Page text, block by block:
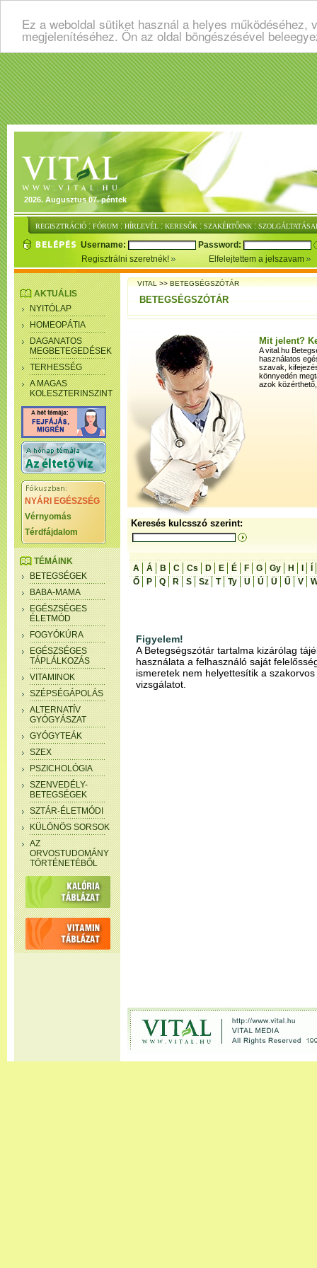
Ez a weboldal sütiket használ a helyes
megjelenítéséhez. Ön az oldal böngészésével
2026. Augusztus 07. péntek
REGISZTRÁCIÓ : FÓRUM : HÍRLEVÉL : KERESŐK : SZAKÉRTŐINK :
Username:
Password:
Regisztrálni szeretnék!
Elfelejtettem a jelszavam
AKTUÁLIS
NYITÓLAP
HOMEOPÁTIA
DAGANATOS
MEGBETEGEDÉSEK
TERHESSÉG
A MAGAS
KOLESZTERINSZINT
NYÁRI EGÉSZSÉG
Vérnyomás
Térdfájdalom
TÉMÁINK
BETEGSÉGEK
BABA-MAMA
EGÉSZSÉGES
ÉLETMÓD
FOGYÓKÚRA
EGÉSZSÉGES
TÁPLÁLKOZÁS
VITAMINOK
SZÉPSÉGÁPOLÁS
ALTERNATÍV
GYÓGYÁSZAT
GYÓGYTEÁK
SZEX
PSZICHOLÓGIA
SZENVEDÉLY-
BETEGSÉGEK
SZTÁR-ÉLETMÓDI
KÜLÖNÖS SORSOK
AZ
ORVOSTUDOMÁNY
TÖRTÉNETÉBŐL
VITAL>>BETEGSÉGSZÓTÁR
BETEGSÉGSZÓTÁR
Mit jelent?
A vital.hu
használatos
szavak,
könnyedén
azok
Keresés kulcsszó szerint:
A Á B C Cs D E É F G Gy H I
Í
Ő
P Q R S Sz T Ty U Ú Ü Ű V
Figyelem!
A Betegségszótár tartalma kizárólag
használata a felhasználó saját
ismeretek nem helyettesítik a
vizsgálatot.